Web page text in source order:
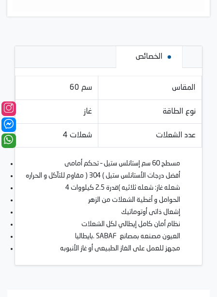
الخصائص
المقاس 60 سم
نوع الطاقة غاز
عدد الشعلات 4 شعلات
مسطح 60 سم إستانلس ستيل – تحكم أمامى
أفضل درجات الأستانلس ستيل ) 304 ( مقاوم للتآكل و الحراره
4 شعله غاز: شعله ثلاثيه )قدرة 2.5 كيلووات
الحوامل و أغطية الشعلات من الزهر
إشعال ذاتى أوتوماتيك
نظام أمان كامل إيطالي لكل الشعلات
بايطاليا. SABAF العيون مصنعه بمصانع
مجهز للعمل على الغاز الطبيعى أو غاز الأنبوبه